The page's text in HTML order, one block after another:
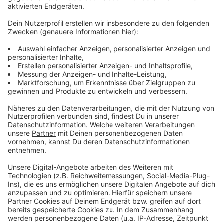
Das zufälligste Wissen der Welt mit Hendrik
Anzeige
Das gesamte Wissen ist immer dabei: Dank
quasi das sämtliches Wissen der Menschheit ständig
in der Hosentasche. Immerhin gibt es fast 3 Millionen
deutsche Wikipedia-Artikel. Und unser Moderator
Hendrik Frost dachte sich: 'Es wird Zeit, dass sich das
Anzeige